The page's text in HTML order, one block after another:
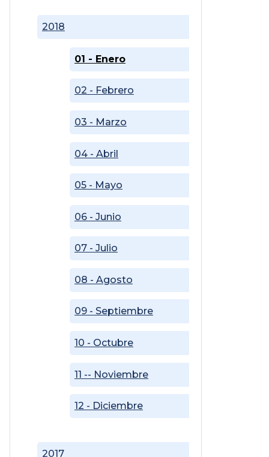
2017
2018
01 - Enero
02 - Febrero
03 - Marzo
04 - Abril
05 - Mayo
06 - Junio
07 - Julio
08 - Agosto
09 - Septiembre
10 - Octubre
11 -- Noviembre
12 - Diciembre